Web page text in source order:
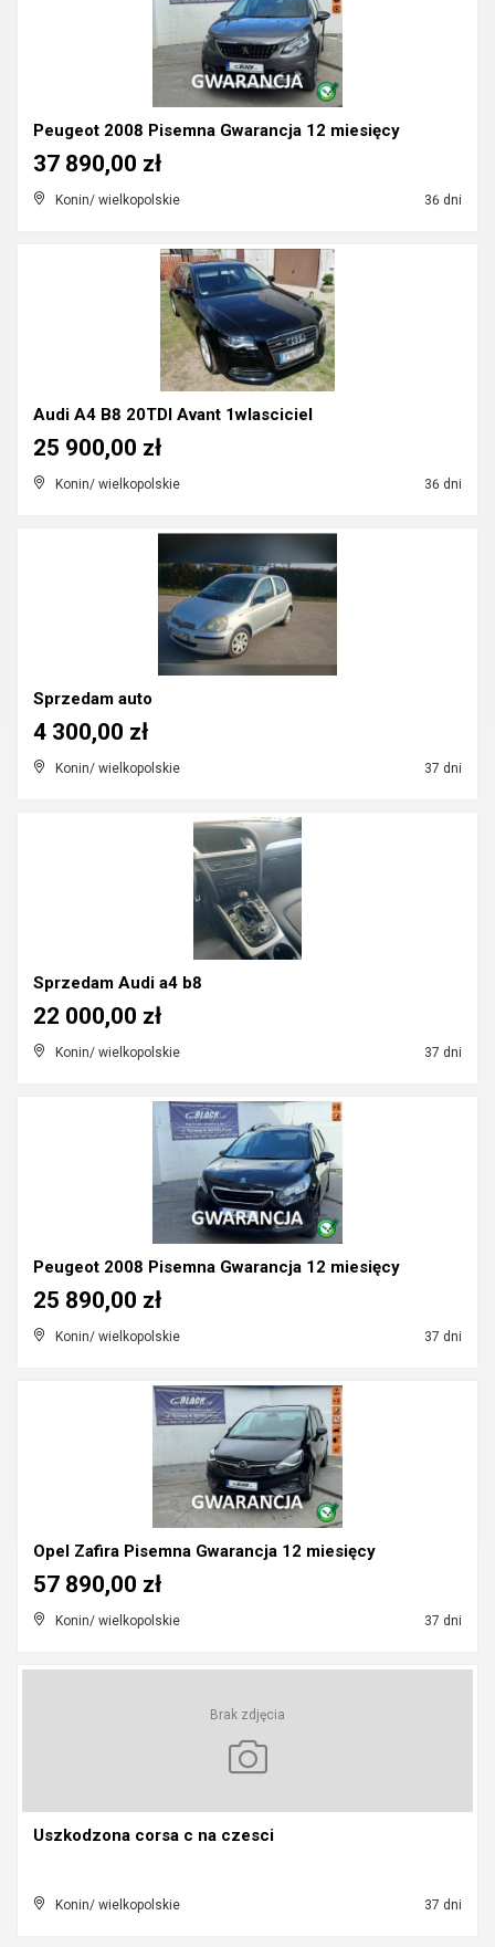
Peugeot 2008 Pisemna Gwarancja 12 miesięcy
Konin/ wielkopolskie 36 dni
37 890,00 zł
Audi A4 B8 20TDI Avant 1wlasciciel
Konin/ wielkopolskie 36 dni
25 900,00 zł
Sprzedam auto
Konin/ wielkopolskie 37 dni
4 300,00 zł
Sprzedam Audi a4 b8
Konin/ wielkopolskie 37 dni
22 000,00 zł
Peugeot 2008 Pisemna Gwarancja 12 miesięcy
Konin/ wielkopolskie 37 dni
25 890,00 zł
Opel Zafira Pisemna Gwarancja 12 miesięcy
Konin/ wielkopolskie 37 dni
57 890,00 zł
Brak zdjęcia
Uszkodzona corsa c na czesci
Konin/ wielkopolskie 37 dni